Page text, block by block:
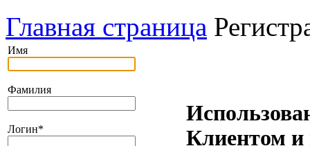
Главная страница
Имя
Фамилия
Логин*
Клиентом и